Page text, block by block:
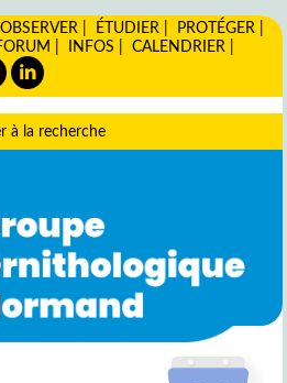
OBSERVER ÉTUDIER PROTÉGER
INFOS |CALENDRIER
à la recherche